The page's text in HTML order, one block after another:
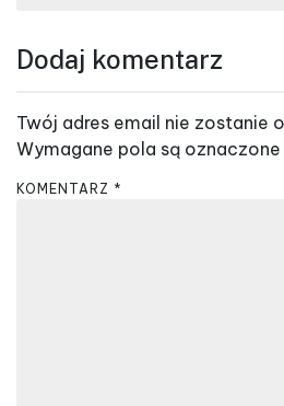
g
c
j
a
Dodaj komentarz
Twój adres email nie zostanie
Wymagane pola są oznaczone
KOMENTARZ *